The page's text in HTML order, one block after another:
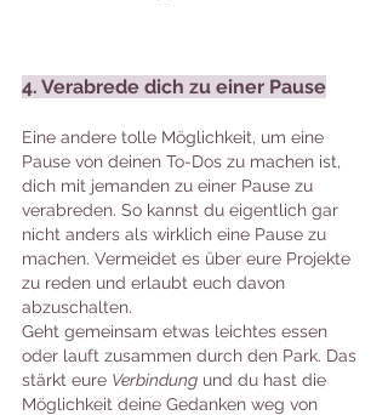
4. Verabrede dich zu einer Pause
Eine andere tolle Möglichkeit, um eine
Pause von deinen To-Dos zu machen ist,
dich mit jemanden zu einer Pause zu
verabreden. So kannst du eigentlich gar
nicht anders als wirklich eine Pause zu
machen. Vermeidet es über eure Projekte
zu reden und erlaubt euch davon
abzuschalten.
Geht gemeinsam etwas leichtes essen
oder lauft zusammen durch den Park. Das
stärkt eure Verbindung und du hast die
Möglichkeit deine Gedanken weg von